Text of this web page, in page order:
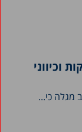
וכיווני
מגלה כי...